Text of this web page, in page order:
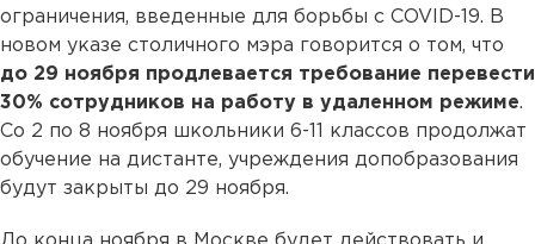
ограничения, введенные для борьбы с COVID-19. В
новом указе столичного мэра говорится о том, что
до 29 ноября продлевается требование перевести
30% сотрудников на работу в удаленном режиме.
Со 2 по 8 ноября школьники 6-11 классов продолжат
обучение на дистанте, учреждения допобразования
будут закрыты до 29 ноября.